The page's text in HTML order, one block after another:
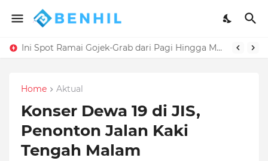
Ini Spot Ramai Gojek-Grab dari Pagi Hingga Malam
Home Aktual
Konser Dewa 19 di JIS,
Penonton Jalan Kaki
Tengah Malam